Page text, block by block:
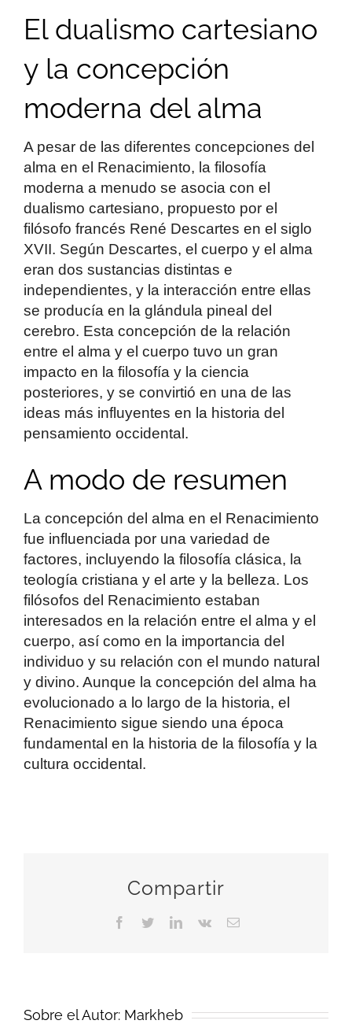
El dualismo cartesiano
y la concepción
moderna del alma
A pesar de las diferentes concepciones del
alma en el Renacimiento, la filosofía
moderna a menudo se asocia con el
dualismo cartesiano, propuesto por el
filósofo francés René Descartes en el siglo
XVII. Según Descartes, el cuerpo y el alma
eran dos sustancias distintas e
independientes, y la interacción entre ellas
se producía en la glándula pineal del
cerebro. Esta concepción de la relación
entre el alma y el cuerpo tuvo un gran
impacto en la filosofía y la ciencia
posteriores, y se convirtió en una de las
ideas más influyentes en la historia del
pensamiento occidental.
A modo de resumen
La concepción del alma en el Renacimiento
fue influenciada por una variedad de
factores, incluyendo la filosofía clásica, la
teología cristiana y el arte y la belleza. Los
filósofos del Renacimiento estaban
interesados en la relación entre el alma y el
cuerpo, así como en la importancia del
individuo y su relación con el mundo natural
y divino. Aunque la concepción del alma ha
evolucionado a lo largo de la historia, el
Renacimiento sigue siendo una época
fundamental en la historia de la filosofía y la
cultura occidental.
Compartir
Facebook
TwitterLinkedIn
Vk
Correo
Sobre el Autor: Markheb